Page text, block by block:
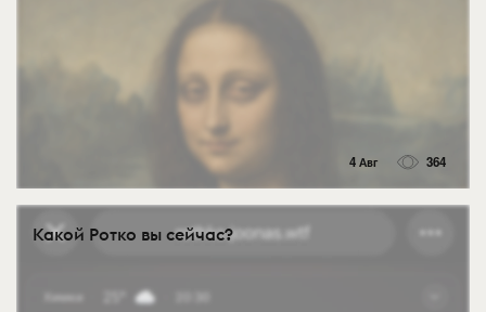
4 Авг 364
Какой Ротко вы сейчас?